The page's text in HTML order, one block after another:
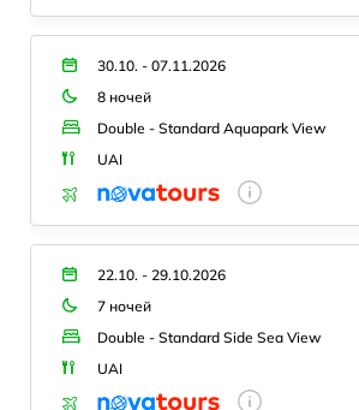
30.10. - 07.11.2026
8 ночей
Double - Standard Aquapark View
UAI
22.10. - 29.10.2026
7 ночей
Double - Standard Side Sea View
UAI